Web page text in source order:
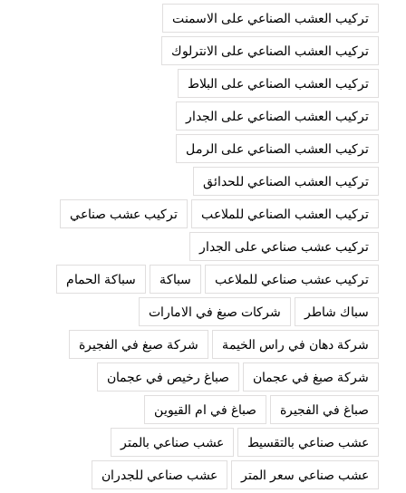
تركيب العشب الصناعي على الاسمنت
تركيب العشب الصناعي على الانترلوك
تركيب العشب الصناعي على البلاط
تركيب العشب الصناعي على الجدار
تركيب العشب الصناعي على الرمل
تركيب العشب الصناعي للحدائق
تركيب العشب الصناعي للملاعب
تركيب عشب صناعي
تركيب عشب صناعي على الجدار
تركيب عشب صناعي للملاعب
سباكة
سباكة الحمام
سباك شاطر
شركات صبغ في الامارات
شركة دهان في راس الخيمة
شركة صبغ في الفجيرة
شركة صبغ في عجمان
صباغ رخيص في عجمان
صباغ في الفجيرة
صباغ في ام القيوين
عشب صناعي بالتقسيط
عشب صناعي بالمتر
عشب صناعي سعر المتر
عشب صناعي للجدران